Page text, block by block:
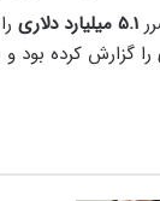
5.1 میلیارد دلاری